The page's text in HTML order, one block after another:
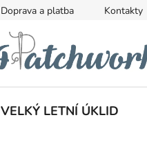
Doprava a platba Kontakty
VELKÝ LETNÍ ÚKLID